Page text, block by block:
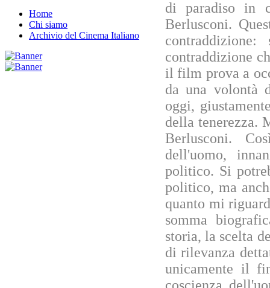
Home
Chi siamo
Archivio del Cinema Italiano
di paradiso in
Berlusconi.
contraddizione
il film prova a
da una volontà
oggi,
della tenerezza.
Berlusconi.
dell'uomo,
politico. Si
politico, ma
quanto mi
somma
storia, la scelta
di rilevanza
unicamente il
coscienza